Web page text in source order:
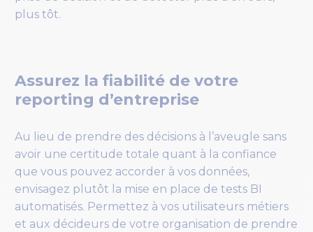
plus tôt.
Assurez la fiabilité de votre
reporting d’entreprise
Au lieu de prendre des décisions à l’aveugle sans
avoir une certitude totale quant à la confiance
que vous pouvez accorder à vos données,
envisagez plutôt la mise en place de tests BI
automatisés. Permettez à vos utilisateurs métiers
et aux décideurs de votre organisation de prendre